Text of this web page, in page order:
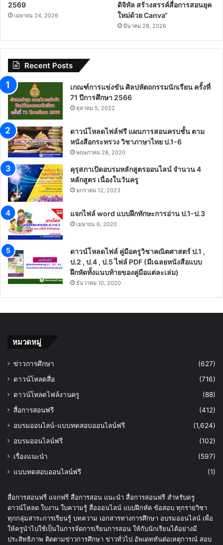
2569
เมษายน 24, 2026
ดิจิทัล สร้างสรรค์สื่อการสอนยุค
ใหม่ด้วย Canva“
มีนาคม 28, 2026
Recent Posts
เกณฑ์การแข่งขัน ศิลปหัตถกรรมนักเรียน ครั้งที่
71 ปีการศึกษา 2566
ตุลาคม 5, 2022
ดาวน์โหลดไฟล์ฟรี แผนการสอนครบชั้น ตาม
หนังสือกระทรวง วิชาภาษาไทย ป.1-6
พฤษภาคม 28, 2020
คุรุสภาเปิดอบรมหลักสูตรออนไลน์ จำนวน 4
หลักสูตร เนื่องในวันครู
มกราคม 12, 2023
แจกไฟล์ word แบบฝึกทักษะการอ่าน ป.1-ป.3
เมษายน 6, 2020
ดาวน์โหลดไฟล์ คู่มือครูวิชาคณิตศาสตร์ ป.1 ,
ป.2 , ป.4 , ป.5 ไฟล์ PDF (มีเฉลยหนังสือแบบ
ฝึกหัดทั้งแนบท้ายของคู่มือแต่ละเล่ม)
ธันวาคม 10, 2020
หมวดหมู่
ข่าวการศึกษา
(627)
ดาวน์โหลดสื่อ
(716)
ดาวน์โหลดไฟล์งานครู
(88)
สื่อการสอนฟรี
(412)
อบรมออนไลน์-แบบทดสอบออนไลน์ฟรี
(1,624)
อบรมออนไลน์ฟรี
(102)
เรื่องแนะนำ
(597)
แบบทดสอบออนไลน์ฟรี
(1)
สื่อการสอนฟรี แจกฟรี สื่อการสอน แนะนำ สื่อการสอนฟรี สำหรับครู
ดาวน์โหลด ใบงาน ใบความรู้ สื่อออนไลน์ แบบฝึกหัด ข้อสอบ ทุกรายวิชา
ทุกกลุ่มสาระการเรียนรู้ บทความ เอกสารทางการศึกษา อบรมออนไลน์ เพื่อ
ให้ครูนำไปใช้เป็นในการจัดการเรียนการสอน ให้กับนักเรียนได้อย่างมี
ประสิทธิภาพ ติดตามข่าวการศึกษา ข่าวทั่วไป อัพเดททันต่อเหตุการณ์ สอบ